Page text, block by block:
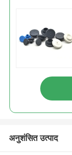
अनुशंसित उत्पाद